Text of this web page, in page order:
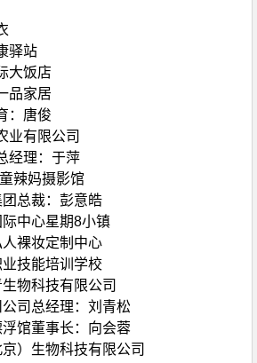
驿站
大饭店
品家居
：唐俊
业有限公司
经理：于萍
辣妈摄影馆
总裁：彭意皓
中心星期8小镇
裸妆定制中心
技能培训学校
物科技有限公司
司总经理：刘青松
馆董事长：向会蓉
）生物科技有限公司